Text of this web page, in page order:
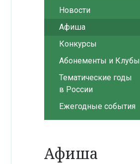
Новости
Афиша
Конкурсы
Абонементы и Клубы
Тематические годы
в России
Ежегодные события
Афиша